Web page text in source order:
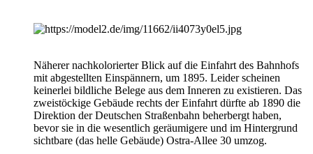
Näherer nachkolorierter Blick auf die Einfahrt des Bahnhofs
mit abgestellten Einspännern, um 1895. Leider scheinen
keinerlei bildliche Belege aus dem Inneren zu existieren. Das
zweistöckige Gebäude rechts der Einfahrt dürfte ab 1890 die
Direktion der Deutschen Straßenbahn beherbergt haben,
bevor sie in die wesentlich geräumigere und im Hintergrund
sichtbare (das helle Gebäude) Ostra-Allee 30 umzog.